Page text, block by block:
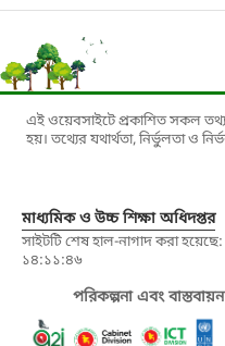
এই ওয়েবসাইটে প্রকাশিত সকল তথ্য
হয়। তথ্যের যথার্থতা, নির্ভুলতা ও
মাধ্যমিক ও উচ্চ শিক্ষা অধিদপ্তর
সাইটটি শেষ হাল-নাগাদ করা
১৪:১১:৪৬
পরিকল্পনা এবং বাস্তবায়ন